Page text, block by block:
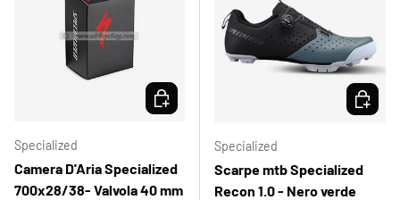
Specialized
Camera D'Aria Specialized
700x28/38- Valvola 40 mm
SCEGLI OPZIONI
Specialized
Scarpe mtb Specialized
Recon 1.0 - Nero verde
SCEGLI